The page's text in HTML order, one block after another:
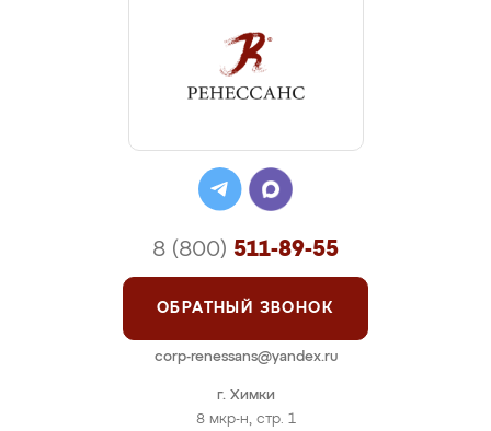
г. Химки
8 мкр-н, стр. 1
8 (800) 511-89-55
ОБРАТНЫЙ ЗВОНОК
corp-renessans@yandex.ru